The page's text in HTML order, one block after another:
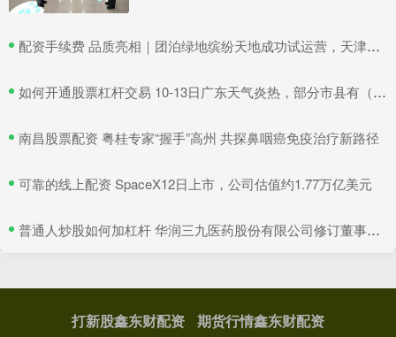
​配资手续费 品质亮相｜团泊绿地缤纷天地成功试运营，天津静海再添商业新地标！
​如何开通股票杠杆交易 10-13日广东天气炎热，部分市县有（雷）阵雨
​南昌股票配资 粤桂专家“握手”高州 共探鼻咽癌免疫治疗新路径
​可靠的线上配资 SpaceX12日上市，公司估值约1.77万亿美元
​普通人炒股如何加杠杆 华润三九医药股份有限公司修订董事会授权管理制度，强化治理与决策效率
打新股鑫东财配资 期货行情鑫东财配资